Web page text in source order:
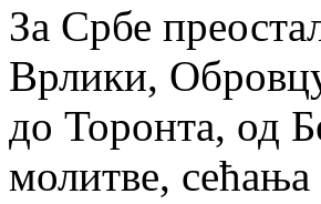
За Србе
Врлики,
до Торонта, од
молитве,